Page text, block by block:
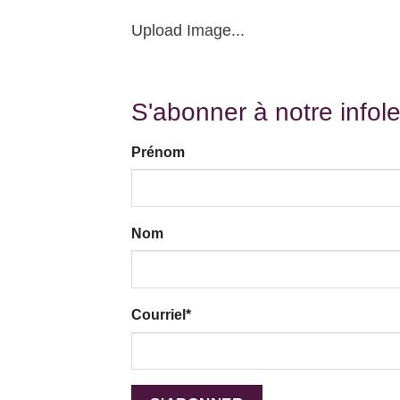
Upload Image...
S'abonner à notre
Prénom
Nom
Courriel *